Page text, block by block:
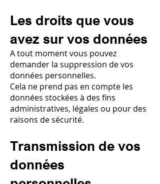
Les droits que vous
avez sur vos données
A tout moment vous pouvez
demander la suppression de vos
données personnelles.
Cela ne prend pas en compte les
données stockées à des fins
administratives, légales ou pour des
raisons de sécurité.
Transmission de vos
données